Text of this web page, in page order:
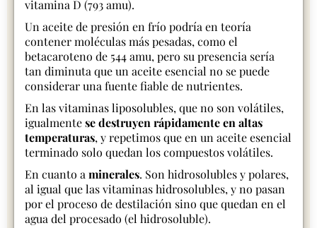
vitamina D (793 amu).
Un aceite de presión en frío podría en teoría
contener moléculas más pesadas, como el
betacaroteno de 544 amu, pero su presencia sería
tan diminuta que un aceite esencial no se puede
considerar una fuente fiable de nutrientes.
En las vitaminas liposolubles, que no son volátiles,
igualmentese destruyen rápidamente en altas
temperaturas, y repetimos que en un aceite esencial
terminado solo quedan los compuestos volátiles.
En cuanto a minerales. Son hidrosolubles y polares,
al igual que las vitaminas hidrosolubles, y no pasan
por el proceso de destilación sino que quedan en el
agua del procesado (el hidrosoluble).